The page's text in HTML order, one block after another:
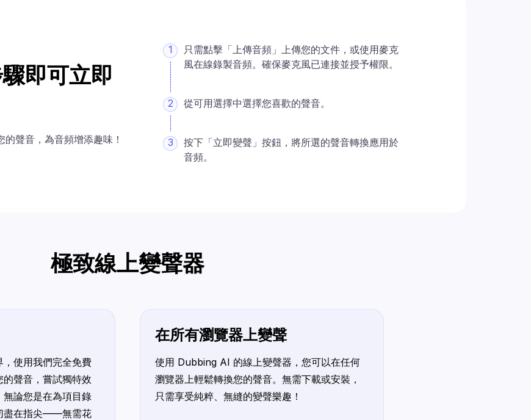
即可立即
聲音，為音頻增添趣味！
1
只需點擊「上傳音頻」上傳您的文件，或使用麥克
風在線錄製音頻。確保麥克風已連接並授予權限。
2 從可用選擇中選擇您喜歡的聲音。
3
按下「立即變聲」按鈕，將所選的聲音轉換應用於
音頻。
極致線上變聲器
使用我們完全免費
聲音，嘗試獨特效
論您是在為項目錄
盡在指尖——無需花
在所有瀏覽器上變聲
使用 Dubbing AI 的線上變聲器，您可以在任何
瀏覽器上輕鬆轉換您的聲音。無需下載或安裝，
只需享受純粹、無縫的變聲樂趣！